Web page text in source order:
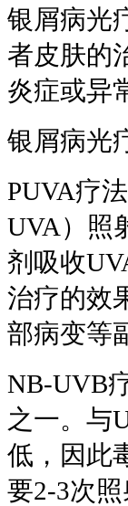
银屑病光
者皮肤的
炎症或异
银屑病光
PUVA疗
UVA）照
剂吸收
治疗的效
部病变等
NB-UVB
之一。与
低，因此
要2-3次照